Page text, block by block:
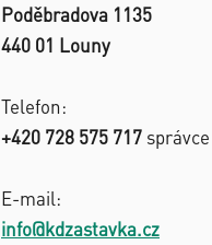
Poděbradova 1135
440 01 Louny
Telefon:
+420 728 575 717 správce
E-mail:
info@kdzastavka.cz